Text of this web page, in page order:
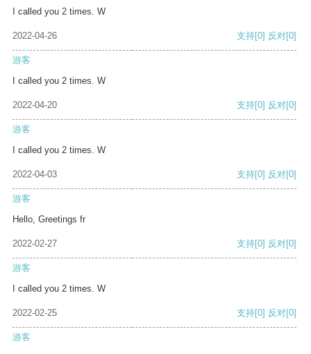
I called you 2 times. W
2022-04-26 支持[0] 反对[0]
游客
I called you 2 times. W
2022-04-20 支持[0] 反对[0]
游客
I called you 2 times. W
2022-04-03 支持[0] 反对[0]
游客
Hello, Greetings fr
2022-02-27 支持[0] 反对[0]
游客
I called you 2 times. W
2022-02-25 支持[0] 反对[0]
游客